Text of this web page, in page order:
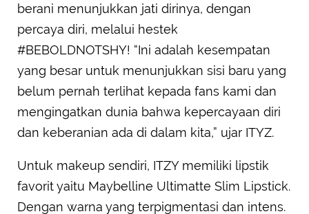
berani menunjukkan jati dirinya, dengan
percaya diri, melalui hestek
#BEBOLDNOTSHY! “Ini adalah kesempatan
yang besar untuk menunjukkan sisi baru yang
belum pernah terlihat kepada fans kami dan
mengingatkan dunia bahwa kepercayaan diri
dan keberanian ada di dalam kita,” ujar ITYZ.
Untuk makeup sendiri, ITZY memiliki lipstik
favorit yaitu Maybelline Ultimatte Slim Lipstick.
Dengan warna yang terpigmentasi dan intens.